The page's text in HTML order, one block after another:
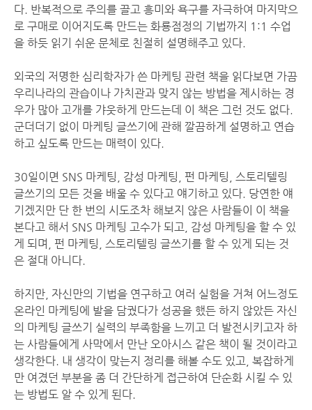
다. 반복적으로 주의를 끌고 흥미와 욕구를 자극하여 마지막으
로 구매로 이어지도록 만드는 화룡점정의 기법까지 1:1 수업
을 하듯 읽기 쉬운 문체로 친절히 설명해주고 있다.
외국의 저명한 심리학자가 쓴 마케팅 관련 책을 읽다보면 가끔
우리나라의 관습이나 가치관과 맞지 않는 방법을 제시하는 경
우가 많아 고개를 갸웃하게 만드는데 이 책은 그런 것도 없다.
군더더기 없이 마케팅 글쓰기에 관해 깔끔하게 설명하고 연습
하고 싶도록 만드는 매력이 있다.
30일이면 SNS 마케팅, 감성 마케팅, 펀 마케팅, 스토리텔링
글쓰기의 모든 것을 배울 수 있다고 얘기하고 있다. 당연한 얘
기겠지만 단 한 번의 시도조차 해보지 않은 사람들이 이 책을
본다고 해서 SNS 마케팅 고수가 되고, 감성 마케팅을 할 수 있
게 되며, 펀 마케팅, 스토리텔링 글쓰기를 할 수 있게 되는 것
은 절대 아니다.
하지만, 자신만의 기법을 연구하고 여러 실험을 거쳐 어느정도
온라인 마케팅에 발을 담궜다가 성공을 했든 하지 않았든 자신
의 마케팅 글쓰기 실력의 부족함을 느끼고 더 발전시키고자 하
는 사람들에게 사막에서 만난 오아시스 같은 책이 될 것이라고
생각한다. 내 생각이 맞는지 정리를 해볼 수도 있고, 복잡하게
만 여겼던 부분을 좀 더 간단하게 접근하여 단순화 시킬 수 있
는 방법도 알 수 있게 된다.